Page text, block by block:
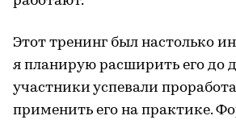
Этот тренинг был настолько
я планирую расширить его до
участники успевали
применить его на практике.